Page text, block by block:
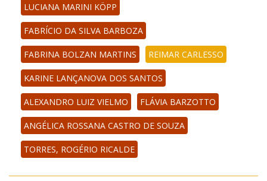
LUCIANA MARINI KÖPP
FABRÍCIO DA SILVA BARBOZA
FABRINA BOLZAN MARTINS REIMAR CARLESSO
KARINE LANÇANOVA DOS SANTOS
ALEXANDRO LUIZ VIELMO FLÁVIA BARZOTTO
ANGÉLICA ROSSANA CASTRO DE SOUZA
TORRES, ROGÉRIO RICALDE